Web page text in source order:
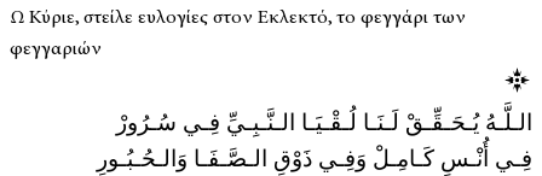
Ω Κύριε, στείλε ευλογίες στον Εκλεκτό, το φεγγάρι των
φεγγαριών
الـلَّـهُ يُـحَـقِّـقْ لَـنَـا لُـقْـيَـا الـنَّـبِـيِّ فِـي سُـرُورْ
فِـي أُنْـسٍ كَـامِـلْ وَفِـي ذَوْقِ الـصَّـفَـا وَالـحُـبُـورِ